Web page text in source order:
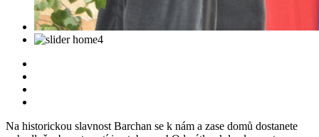
Na historickou slavnost Barchan se k nám a zase domů dostanete